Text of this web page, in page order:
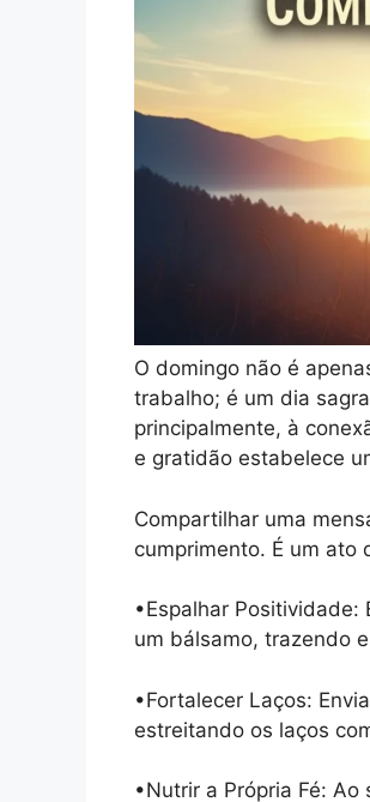
O domingo não é
trabalho; é um dia
principalmente, à
e gratidão estabelece
Compartilhar uma
cumprimento. É um ato
•Espalhar
um bálsamo, trazendo
•Fortalecer Laços:
estreitando os laços
•Nutrir a Própria Fé: